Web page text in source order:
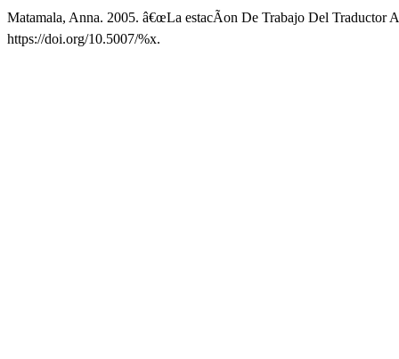
Matamala, Anna. 2005. â€œLa estacÃ­on De Trabajo Del Traductor
https://doi.org/10.5007/%x.